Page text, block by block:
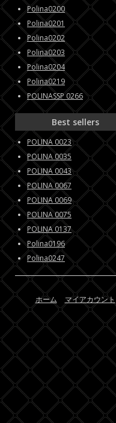
Polina0200
Polina0201
Polina0202
Polina0203
Polina0204
Polina0219
POLINASSP 0266
Best sellers
POLINA 0023
POLINA 0035
POLINA 0043
POLINA 0067
POLINA 0069
POLINA 0075
POLINA 0137
Polina0196
Polina0247
ホーム マイアカウント